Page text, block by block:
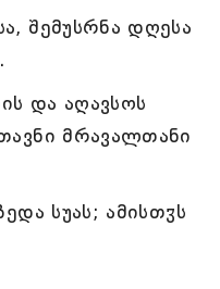
შემუსრნა დღესა
და აღავსოს
მრავალთანი
სუას; ამისთჳს